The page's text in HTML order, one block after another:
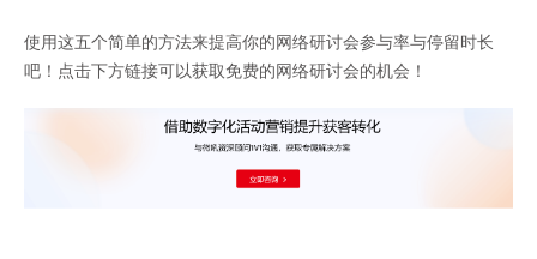
使用这五个简单的方法来提高你的网络研讨会参与率与停留时长
吧！点击下方链接可以获取免费的网络研讨会的机会！